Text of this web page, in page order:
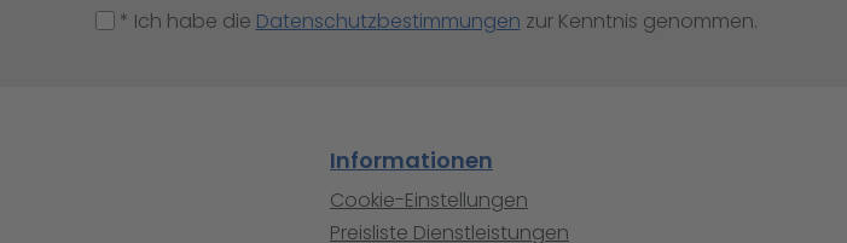
* Ich habe die Datenschutzbestimmungen zur Kenntnis genommen.
Informationen
Cookie-Einstellungen
Preisliste Dienstleistungen